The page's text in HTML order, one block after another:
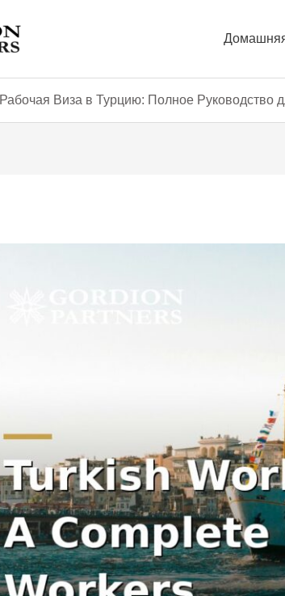
Рабочая Виза в Турцию: Полное Руководство